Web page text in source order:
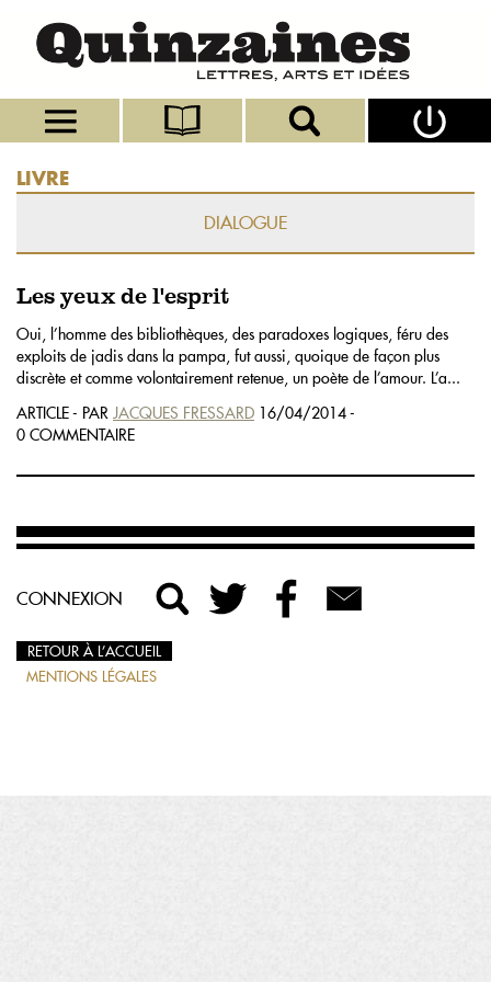
LIVRE
DIALOGUE
Les yeux de l'esprit
Oui, l’homme des bibliothèques, des paradoxes logiques, féru des
exploits de jadis dans la pampa, fut aussi, quoique de façon plus
discrète et comme volontairement retenue, un poète de l’amour. L’a...
ARTICLE - PAR JACQUES FRESSARD 16/04/2014 -
0 COMMENTAIRE
CONNEXION
RETOUR À L’ACCUEIL
MENTIONS LÉGALES